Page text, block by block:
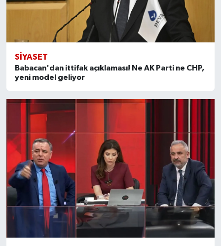
SİYASET
Babacan'dan ittifak açıklaması! Ne AK Parti ne CHP,
yeni model geliyor